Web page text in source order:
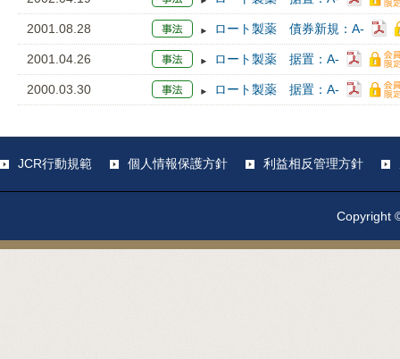
2001.08.28 ロート製薬 債券新規：A-
2001.04.26 ロート製薬 据置：A-
2000.03.30 ロート製薬 据置：A-
JCR行動規範 個人情報保護方針 利益相反管理方針
Copyright